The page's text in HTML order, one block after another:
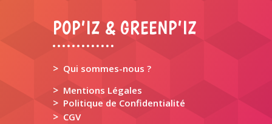
POP’IZ & GREENP’IZ
> Qui sommes-nous ?
> Mentions Légales
> Politique de Confidentialité
> CGV